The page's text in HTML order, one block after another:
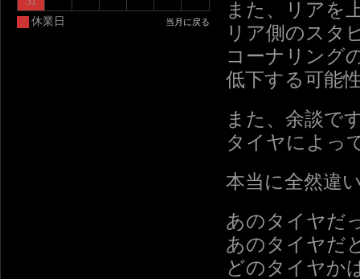
また、リアを
リア側のスタ
コーナリング
低下する可能
また、余談で
タイヤによっ
本当に全然違
あのタイヤだ
あのタイヤだ
どのタイヤか
休業日 当月に戻る